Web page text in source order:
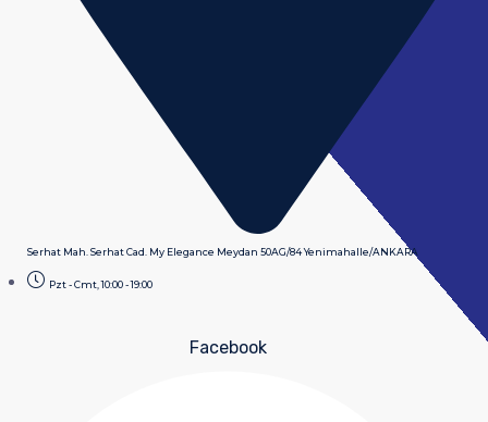
Serhat Mah. Serhat Cad. My Elegance Meydan 50AG/84 Yenimahalle/ANKARA
Pzt - Cmt, 10:00 - 19:00
Facebook